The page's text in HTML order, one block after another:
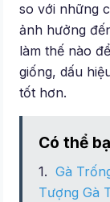
so với những
ảnh hưởng
làm thế nào
giống, dấu
tốt hơn.
Có thể
Gà
Tượng Gà